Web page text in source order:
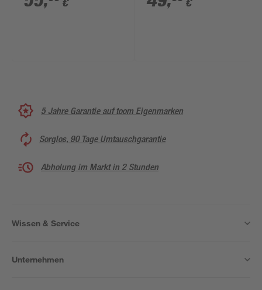
steckerfertige
€ €
5 Jahre Garantie auf toom Eigenmarken
Sorglos, 90 Tage Umtauschgarantie
Abholung im Markt in 2 Stunden
Wissen & Service
Unternehmen